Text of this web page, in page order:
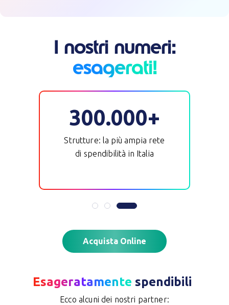
I nostri numeri:
esagerati!
300.000+
Strutture: la più ampia rete
di spendibilità in Italia
Acquista Online
Esageratamente spendibili
Ecco alcuni dei nostri partner: